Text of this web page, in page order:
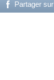
Partager